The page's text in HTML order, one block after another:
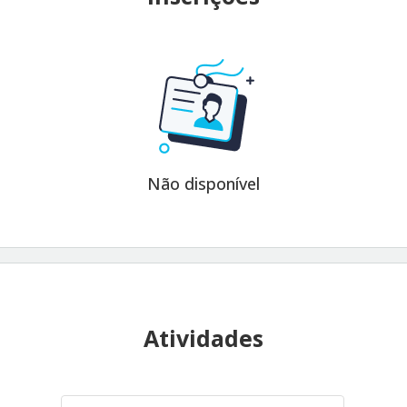
Não disponível
Atividades